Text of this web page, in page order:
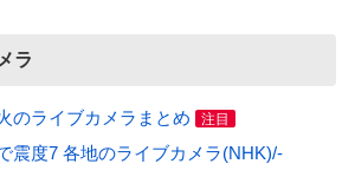
ラ
のライブカメラまとめ 注目
震度7 各地のライブカメラ(NHK)/-